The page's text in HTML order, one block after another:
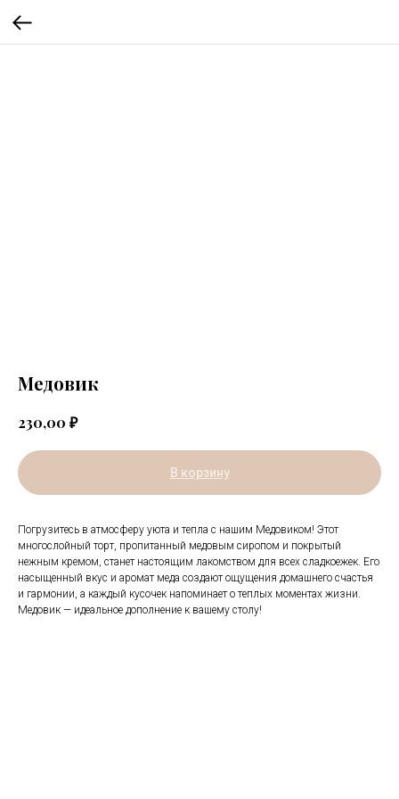
Медовик
230,00 ₽
В корзину
Погрузитесь в атмосферу уюта и тепла с нашим Медовиком! Этот
многослойный торт, пропитанный медовым сиропом и покрытый
нежным кремом, станет настоящим лакомством для всех сладкоежек. Его
насыщенный вкус и аромат меда создают ощущения домашнего счастья
и гармонии, а каждый кусочек напоминает о теплых моментах жизни.
Медовик — идеальное дополнение к вашему столу!